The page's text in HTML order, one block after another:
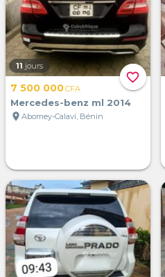
favorite_border
11 jours
7 500 000CFA
Mercedes-benz ml 2014
location_on Abomey-Calavi, Bénin